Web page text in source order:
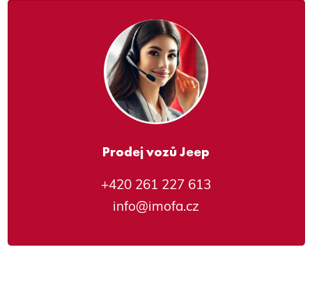
Prodej vozů Jeep
+420 261 227 613
info@imofa.cz